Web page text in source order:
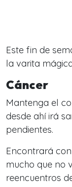
Este fin de
la varita
Cáncer
Mantenga el
desde ahí irá
pendientes.
Encontrará
mucho que no
reencuentros